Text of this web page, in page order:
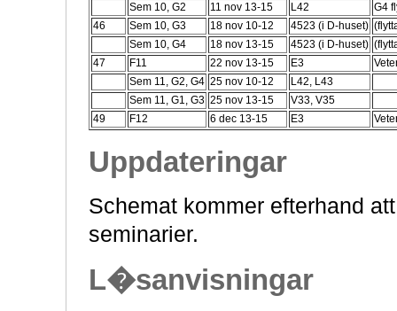
Sem 10, G2
11 nov 13-15 L42
G4
46
Sem 10, G3 18 nov 10-12 4523 (i D-huset)
Sem 10, G4
18 nov 13-15 4523 (i D-huset)
47
F11 22 nov 13-15 E3
Sem 11, G2, G4 25 nov 10-12
L42, L43
Sem 11, G1, G3 25 nov 13-15
V33, V35
49
F12 6 dec 13-15 E3
Uppdateringar
Schemat kommer efterhand
seminarier.
L�sanvisningar